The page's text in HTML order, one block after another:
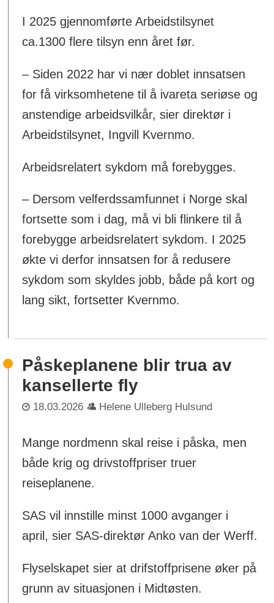
I 2025 gjennomførte Arbeidstilsynet
ca.1300 flere tilsyn enn året før.
– Siden 2022 har vi nær doblet innsatsen
for få virksomhetene til å ivareta seriøse og
anstendige arbeidsvilkår, sier direktør i
Arbeidstilsynet, Ingvill Kvernmo.
Arbeidsrelatert sykdom må forebygges.
– Dersom velferdssamfunnet i Norge skal
fortsette som i dag, må vi bli flinkere til å
forebygge arbeidsrelatert sykdom. I 2025
økte vi derfor innsatsen for å redusere
sykdom som skyldes jobb, både på kort og
lang sikt, fortsetter Kvernmo.
Påskeplanene blir trua av
kansellerte fly
18.03.2026 Helene Ulleberg Hulsund
Mange nordmenn skal reise i påska, men
både krig og drivstoffpriser truer
reiseplanene.
SAS vil innstille minst 1000 avganger i
april, sier SAS-direktør Anko van der Werff.
Flyselskapet sier at drifstoffprisene øker på
grunn av situasjonen i Midtøsten.